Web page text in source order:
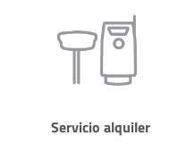
Servicio alquiler